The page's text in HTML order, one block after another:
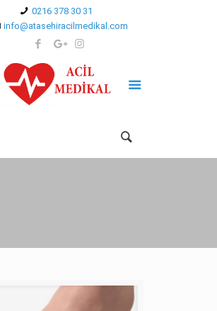
0216 378 30 31
info@atasehiracilmedikal.com